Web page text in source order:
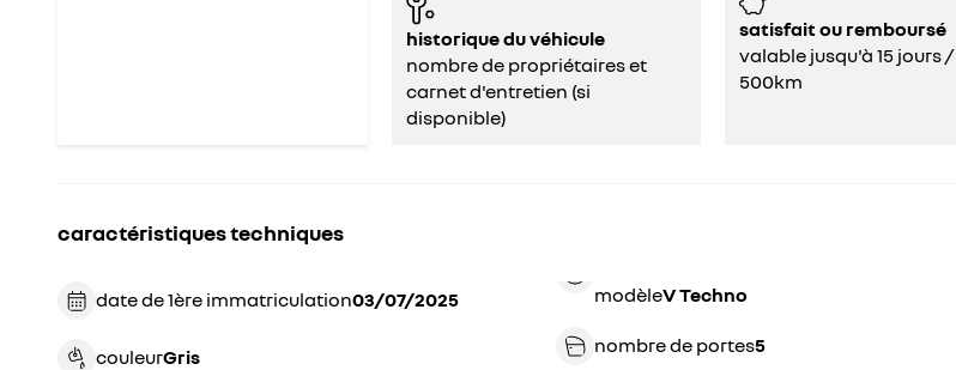
historique du véhicule
nombre de propriétaires et
carnet d'entretien (si
disponible)
satisfait ou remboursé
valable jusqu'à 15 jours /
500km
caractéristiques techniques
date de 1ère immatriculation 03/07/2025
couleur gris
modèle V Techno
nombre de portes5